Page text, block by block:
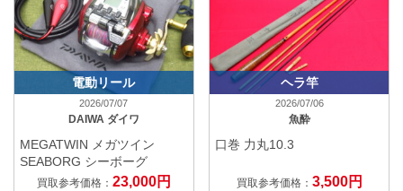
電動リール
2026/07/07
DAIWA ダイワ
MEGATWIN メガツイン
SEABORG シーボーグ
買取参考価格： 23,000円
ヘラ竿
2026/07/06
魚酔
口巻 力丸10.3
買取参考価格： 3,500円